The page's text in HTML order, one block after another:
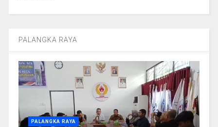
PALANGKA RAYA
PALANGKA RAYA